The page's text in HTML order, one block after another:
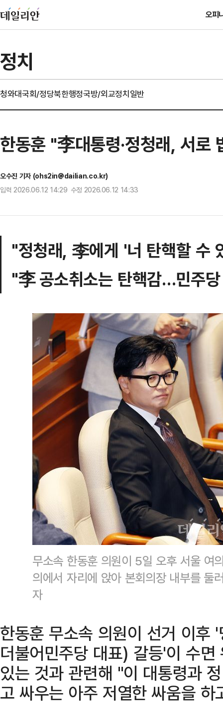
오피
정치
청와대국회/정당북한행정국방/외교정치일반
한동훈 "李대통령·정청래, 서로
오수진 기자 (ohs2in@dailian.co.kr)
입력 2026.06.12 14:29 수정 2026.06.12 14:33
"정청래, 李에게 '너 탄핵할 수
"李 공소취소는 탄핵감…민주
무소속 한동훈 의원이 5일 오후 서울 여
의에서 자리에 앉아 본회의장 내부를
자
한동훈 무소속 의원이 선거 이후
더불어민주당 대표) 갈등'이 수
있는 것과 관련해 "이 대통령과
고 싸우는 아주 저열한 싸움을